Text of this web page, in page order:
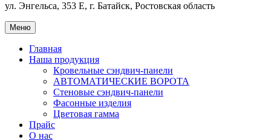
ул. Энгельса, 353 Е, г. Батайск, Ростовская область
Меню
Главная
Наша продукция
Кровельные сэндвич-панели
АВТОМАТИЧЕСКИЕ ВОРОТА
Стеновые сэндвич-панели
Фасонные изделия
Цветовая гамма
Прайс
О нас